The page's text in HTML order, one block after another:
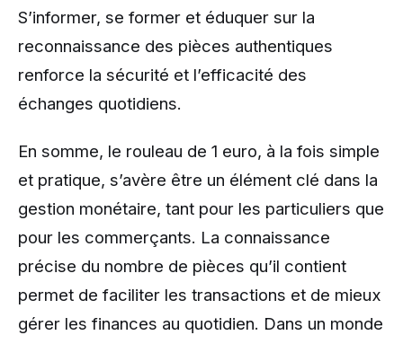
S’informer, se former et éduquer sur la
reconnaissance des pièces authentiques
renforce la sécurité et l’efficacité des
échanges quotidiens.
En somme, le rouleau de 1 euro, à la fois simple
et pratique, s’avère être un élément clé dans la
gestion monétaire, tant pour les particuliers que
pour les commerçants. La connaissance
précise du nombre de pièces qu’il contient
permet de faciliter les transactions et de mieux
gérer les finances au quotidien. Dans un monde